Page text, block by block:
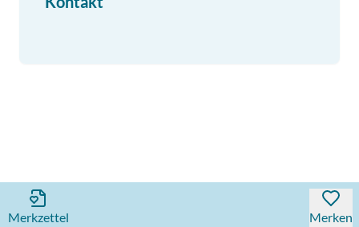
Merkzettel Merken